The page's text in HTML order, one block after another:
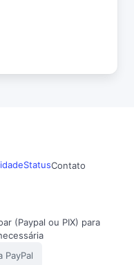
StatusContato
(Paypal ou PIX) para
PayPal